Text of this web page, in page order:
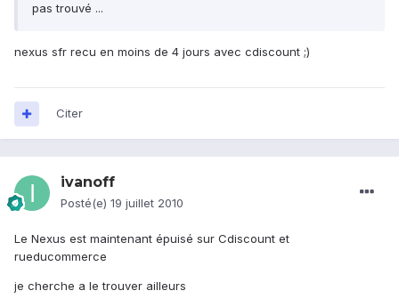
pas trouvé ...
nexus sfr recu en moins de 4 jours avec cdiscount ;)
Citer
ivanoff
Posté(e) 19 juillet 2010
Le Nexus est maintenant épuisé sur Cdiscount et
rueducommerce
je cherche a le trouver ailleurs